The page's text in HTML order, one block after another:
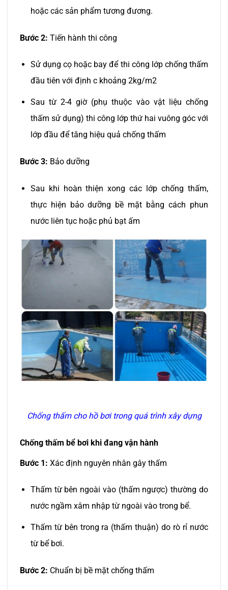
hoặc các sản phẩm tương đương.
Bước 2: Tiến hành thi công
Sử dụng cọ hoặc bay để thi công lớp chống thấm
đầu tiên với định c khoảng 2kg/m2
Sau từ 2-4 giờ (phụ thuộc vào vật liệu chống
thấm sử dụng) thi công lớp thứ hai vuông góc với
lớp đầu để tăng hiệu quả chống thấm
Bước 3: Bảo dưỡng
Sau khi hoàn thiện xong các lớp chống thấm,
thực hiện bảo dưỡng bề mặt bằng cách phun
nước liên tục hoặc phủ bạt ấm
Chống thấm cho hồ bơi trong quá trình xây dựng
Chống thấm bể bơi khi đang vận hành
Bước 1: Xác định nguyên nhân gây thấm
Thấm từ bên ngoài vào (thấm ngược) thường do
nước ngầm xâm nhập từ ngoài vào trong bể.
Thấm từ bên trong ra (thấm thuận) do rò rỉ nước
từ bể bơi.
Bước 2: Chuẩn bị bề mặt chống thấm